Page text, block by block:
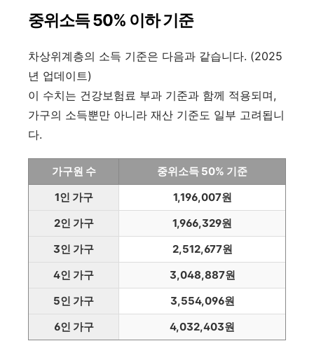
중위소득 50% 이하 기준
차상위계층의 소득 기준은 다음과 같습니다. (2025
년 업데이트)
이 수치는 건강보험료 부과 기준과 함께 적용되며,
가구의 소득뿐만 아니라 재산 기준도 일부 고려됩니
다.
가구원 수
중위소득 50% 기준
1인 가구
1,196,007원
2인 가구
1,966,329원
3인 가구
2,512,677원
4인 가구
3,048,887원
5인 가구
3,554,096원
6인 가구
4,032,403원